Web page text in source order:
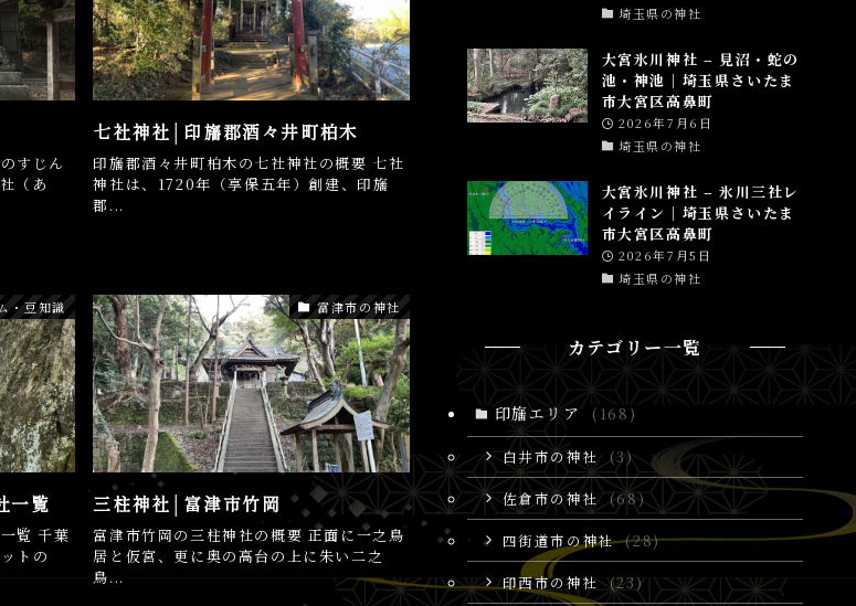
すじん
（あ
七社神社│印旛郡酒々井町柏木
印旛郡酒々井町柏木の七社神社の概要 七社
神社は、1720年（享保五年）創建、印旛
郡...
・豆知識
一覧
覧 千葉
トの
富津市の神社
三柱神社│富津市竹岡
富津市竹岡の三柱神社の概要 正面に一之鳥
居と仮宮、更に奥の高台の上に朱い二之
鳥...
埼玉県の神社
大宮氷川神社 – 見沼・蛇の
池・神池│埼玉県さいたま
市大宮区高鼻町
2026年7月6日
埼玉県の神社
大宮氷川神社 – 氷川三社レ
イライン│埼玉県さいたま
市大宮区高鼻町
2026年7月5日
埼玉県の神社
カテゴリー一覧
印旛エリア (168)
白井市の神社
(3)
佐倉市の神社 (68)
四街道市の神社 (28)
印西市の神社 (23)